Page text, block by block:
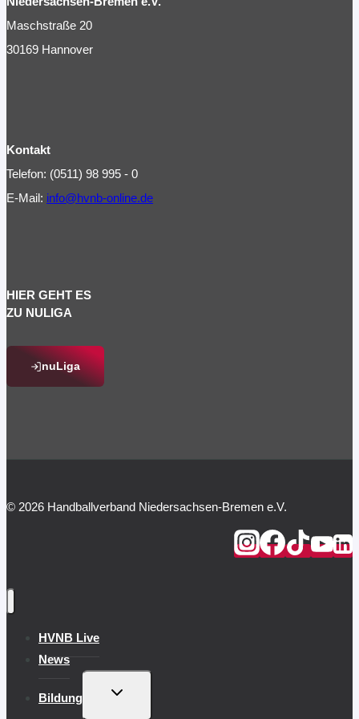
Maschstraße 20
30169 Hannover
Kontakt
Telefon: (0511) 98 995 - 0
E-Mail: info@hvnb-online.de
HIER GEHT ES
ZU NULIGA
nuLiga
© 2026 Handballverband Niedersachsen-Bremen e.V.
HVNB Live
News
Bildung
UNTERMENÜ